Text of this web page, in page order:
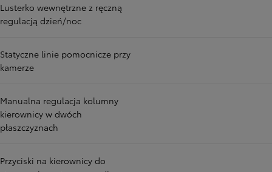
Lusterko wewnętrzne z ręczną
regulacją dzień/noc
Statyczne linie pomocnicze przy
kamerze
Manualna regulacja kolumny
kierownicy w dwóch
płaszczyznach
Przyciski na kierownicy do